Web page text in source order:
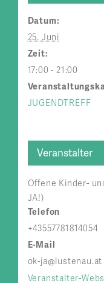
Datum:
25. Juni
Zeit:
17:00 - 21:00
JUGENDTREFF
Veranstalter
Offene Kinder-
JA!)
Telefon
+43557781814054
E-Mail
ok-ja@lustenau.at
Veranstalter-